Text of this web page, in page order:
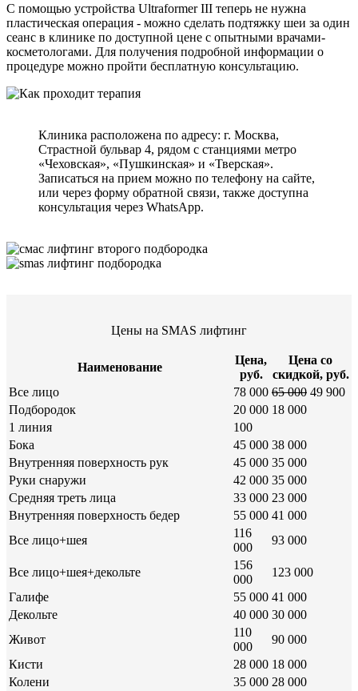
С помощью устройства Ultraformer III теперь не нужна
пластическая операция - можно сделать подтяжку шеи за один
сеанс в клинике по доступной цене с опытными врачами-
косметологами. Для получения подробной информации о
процедуре можно пройти бесплатную консультацию.
Клиника расположена по адресу: г. Москва,
Страстной бульвар 4, рядом с станциями метро
«Чеховская», «Пушкинская» и «Тверская».
Записаться на прием можно по телефону на сайте,
или через форму обратной связи, также доступна
консультация через WhatsApp.
Цены на SMAS лифтинг
Наименование
Цена,
руб.
Цена со
скидкой, руб.
Все лицо
78 000 65 000 49 900
Подбородок
20 000 18 000
1 линия
100
Бока
45 000 38 000
Внутренняя поверхность рук
45 000 35 000
Руки снаружи
42 000 35 000
Средняя треть лица
33 000 23 000
Внутренняя поверхность бедер
55 000 41 000
Все лицо+шея
116
000
93 000
Все лицо+шея+декольте
156
000
123 000
Галифе
55 000 41 000
Декольте
40 000 30 000
Живот
110
000
90 000
Кисти
28 000 18 000
Колени
35 000 28 000